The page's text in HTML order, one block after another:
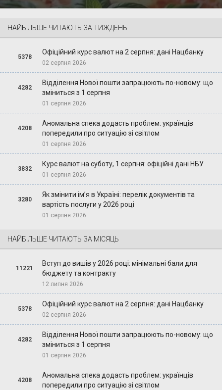
НАЙБІЛЬШЕ ЧИТАЮТЬ ЗА ТИЖДЕНЬ
5378
Офіційний курс валют на 2 серпня: дані Нацбанку
02 серпня 2026
4282
Відділення Нової пошти запрацюють по-новому: що
зміниться з 1 серпня
01 серпня 2026
4208
Аномальна спека додасть проблем: українців
попередили про ситуацію зі світлом
01 серпня 2026
3832
Курс валют на суботу, 1 серпня: офіційні дані НБУ
01 серпня 2026
3280
Як змінити ім’я в Україні: перелік документів та
вартість послуги у 2026 році
01 серпня 2026
НАЙБІЛЬШЕ ЧИТАЮТЬ ЗА МІСЯЦЬ
11221
Вступ до вишів у 2026 році: мінімальні бали для
бюджету та контракту
12 липня 2026
5378
Офіційний курс валют на 2 серпня: дані Нацбанку
02 серпня 2026
4282
Відділення Нової пошти запрацюють по-новому: що
зміниться з 1 серпня
01 серпня 2026
4208
Аномальна спека додасть проблем: українців
попередили про ситуацію зі світлом